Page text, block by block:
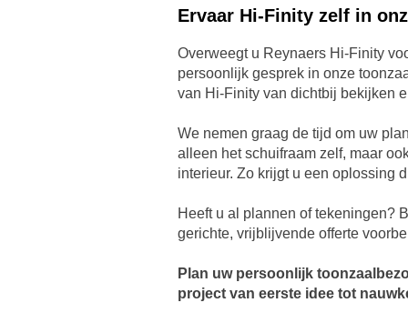
Ervaar Hi-Finity zelf in
Overweegt u Reynaers Hi-Finity
persoonlijk gesprek in onze
van Hi-Finity van dichtbij bekijken
We nemen graag de tijd om uw
alleen het schuifraam zelf, maar
interieur. Zo krijgt u een oplossing
Heeft u al plannen of tekeningen?
gerichte, vrijblijvende offerte
Plan uw persoonlijk
project van eerste idee tot